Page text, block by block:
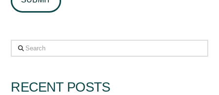
Search
RECENT POSTS